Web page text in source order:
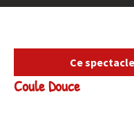
Ce
Coule Douce